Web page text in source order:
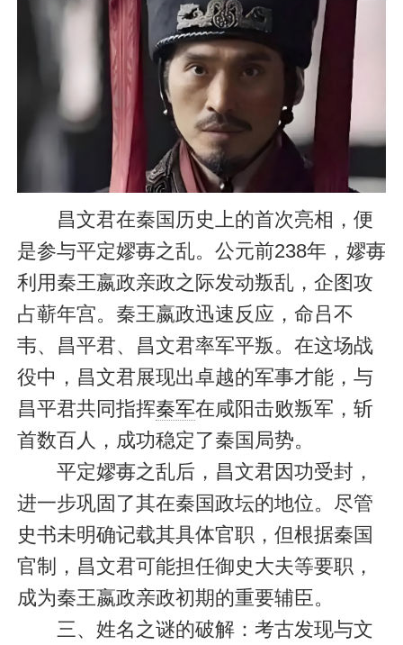
昌文君在秦国历史上的首次亮相，便
是参与平定嫪毐之乱。公元前238年，嫪毐
利用秦王嬴政亲政之际发动叛乱，企图攻
占蕲年宫。秦王嬴政迅速反应，命吕不
韦、昌平君、昌文君率军平叛。在这场战
役中，昌文君展现出卓越的军事才能，与
昌平君共同指挥秦军在咸阳击败叛军，斩
首数百人，成功稳定了秦国局势。
平定嫪毐之乱后，昌文君因功受封，
进一步巩固了其在秦国政坛的地位。尽管
史书未明确记载其具体官职，但根据秦国
官制，昌文君可能担任御史大夫等要职，
成为秦王嬴政亲政初期的重要辅臣。
三、姓名之谜的破解：考古发现与文